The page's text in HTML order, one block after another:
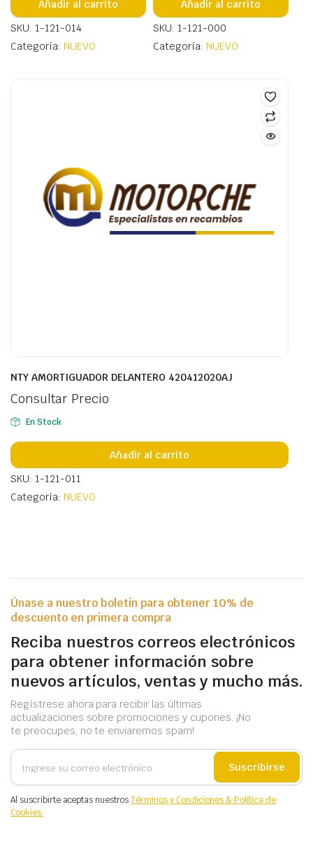
Añadir al carrito
SKU: 1-121-014
Categoría: NUEVO
Añadir al carrito
SKU: 1-121-000
Categoría: NUEVO
NTY AMORTIGUADOR DELANTERO 420412020AJ
Consultar Precio
En Stock
Añadir al carrito
SKU: 1-121-011
Categoría: NUEVO
Únase a nuestro boletín para obtener 10% de
descuento en primera compra
Reciba nuestros correos electrónicos
para obtener información sobre
nuevos artículos, ventas y mucho más.
Regístrese ahora para recibir las últimas
actualizaciones sobre promociones y cupones. ¡No
te preocupes, no te enviaremos spam!
Suscribirse
Al suscribirte aceptas nuestrosTérminos y Condiciones & Política de
Cookies.